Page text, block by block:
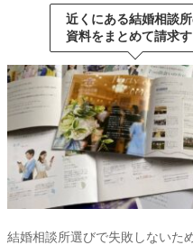
近くにある結婚相談
資料をまとめて請求
結婚相談所選びで失敗しないた